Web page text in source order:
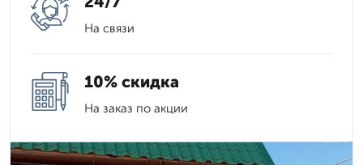
На связи
10% скидка
На заказ по акции